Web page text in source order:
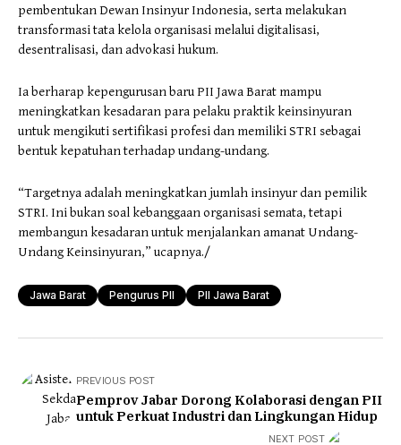
pembentukan Dewan Insinyur Indonesia, serta melakukan
transformasi tata kelola organisasi melalui digitalisasi,
desentralisasi, dan advokasi hukum.
Ia berharap kepengurusan baru PII Jawa Barat mampu
meningkatkan kesadaran para pelaku praktik keinsinyuran
untuk mengikuti sertifikasi profesi dan memiliki STRI sebagai
bentuk kepatuhan terhadap undang-undang.
“Targetnya adalah meningkatkan jumlah insinyur dan pemilik
STRI. Ini bukan soal kebanggaan organisasi semata, tetapi
membangun kesadaran untuk menjalankan amanat Undang-
Undang Keinsinyuran,” ucapnya./
Jawa Barat Pengurus PII PII Jawa Barat
PREVIOUS POST
Pemprov Jabar Dorong Kolaborasi dengan PII
untuk Perkuat Industri dan Lingkungan Hidup
NEXT POST